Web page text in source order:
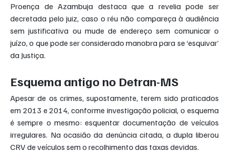
Proença de Azambuja destaca que a revelia pode ser
decretada pelo juiz, caso o réu não compareça à audiência
sem justificativa ou mude de endereço sem comunicar o
juízo, o que pode ser considerado manobra para se ‘esquivar’
da Justiça.
Esquema antigo no Detran-MS
Apesar de os crimes, supostamente, terem sido praticados
em 2013 e 2014, conforme investigação policial, o esquema
é sempre o mesmo: esquentar documentação de veículos
irregulares. Na ocasião da denúncia citada, a dupla liberou
CRV de veículos sem o recolhimento das taxas devidas.